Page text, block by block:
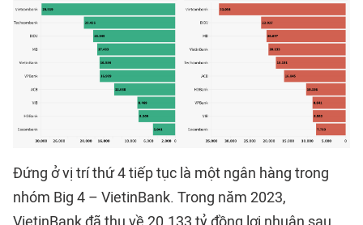
Đứng ở vị trí thứ 4 tiếp tục là một ngân hàng trong
nhóm Big 4 – VietinBank. Trong năm 2023,